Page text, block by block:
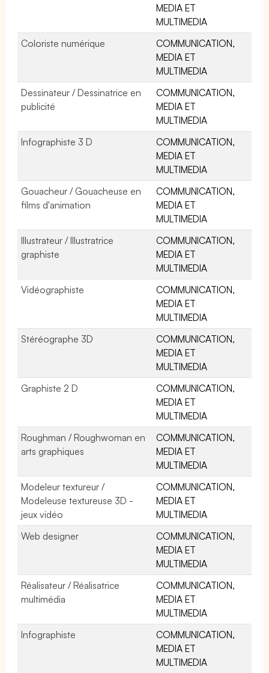
MEDIA ET
MULTIMEDIA
Coloriste numérique
COMMUNICATION,
MEDIA ET
MULTIMEDIA
Dessinateur / Dessinatrice en
publicité
COMMUNICATION,
MEDIA ET
MULTIMEDIA
Infographiste 3 D
COMMUNICATION,
MEDIA ET
MULTIMEDIA
Gouacheur / Gouacheuse en
films d'animation
COMMUNICATION,
MEDIA ET
MULTIMEDIA
Illustrateur / Illustratrice
graphiste
COMMUNICATION,
MEDIA ET
MULTIMEDIA
Vidéographiste
COMMUNICATION,
MEDIA ET
MULTIMEDIA
Stéréographe 3D
COMMUNICATION,
MEDIA ET
MULTIMEDIA
Graphiste 2 D
COMMUNICATION,
MEDIA ET
MULTIMEDIA
Roughman / Roughwoman en
arts graphiques
COMMUNICATION,
MEDIA ET
MULTIMEDIA
Modeleur textureur /
Modeleuse textureuse 3D -
jeux vidéo
COMMUNICATION,
MEDIA ET
MULTIMEDIA
Web designer
COMMUNICATION,
MEDIA ET
MULTIMEDIA
Réalisateur / Réalisatrice
multimédia
COMMUNICATION,
MEDIA ET
MULTIMEDIA
Infographiste
COMMUNICATION,
MEDIA ET
MULTIMEDIA